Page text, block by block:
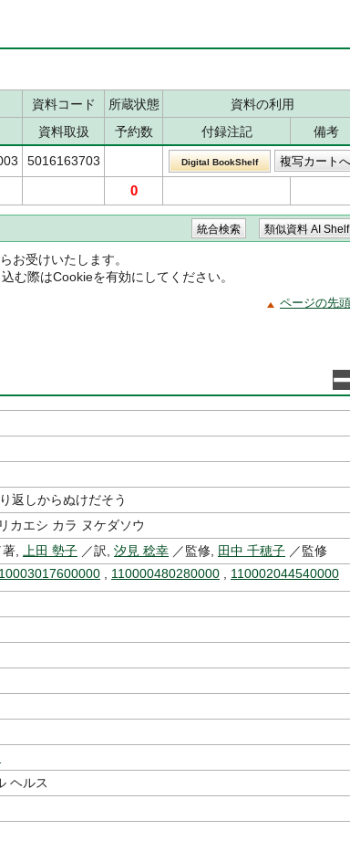
資料コード 所蔵状態
資料の利用
資料取扱 予約数 付録注記
備考
5016163703 Digital BookShelf
0
お受けいたします。
む際はCookieを有効にしてください。
ページの先
返しからぬけだそう
カエシ カラ ヌケダソウ
著, 上田 勢子 ／訳, 汐見 稔幸 ／監修, 田中 千穂子 ／監修
110000480280000 110002044540000
ヘルス